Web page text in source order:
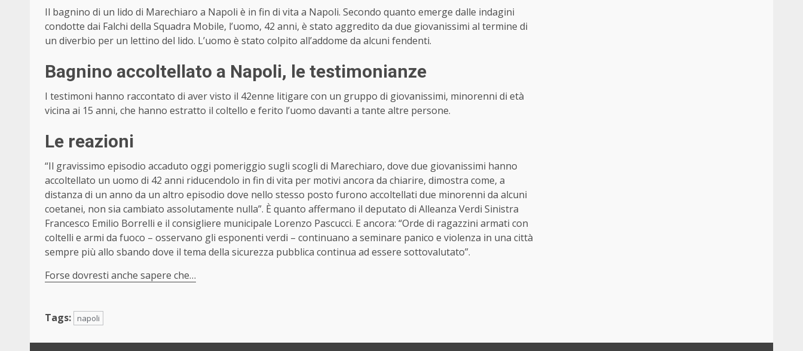
Il bagnino di un lido di Marechiaro a Napoli è in fin di vita a Napoli. Secondo quanto emerge dalle indagini
condotte dai Falchi della Squadra Mobile, l’uomo, 42 anni, è stato aggredito da due giovanissimi al termine di
un diverbio per un lettino del lido. L’uomo è stato colpito all’addome da alcuni fendenti.
Bagnino accoltellato a Napoli, le testimonianze
I testimoni hanno raccontato di aver visto il 42enne litigare con un gruppo di giovanissimi, minorenni di età
vicina ai 15 anni, che hanno estratto il coltello e ferito l’uomo davanti a tante altre persone.
Le reazioni
“Il gravissimo episodio accaduto oggi pomeriggio sugli scogli di Marechiaro, dove due giovanissimi hanno
accoltellato un uomo di 42 anni riducendolo in fin di vita per motivi ancora da chiarire, dimostra come, a
distanza di un anno da un altro episodio dove nello stesso posto furono accoltellati due minorenni da alcuni
coetanei, non sia cambiato assolutamente nulla”. È quanto affermano il deputato di Alleanza Verdi Sinistra
Francesco Emilio Borrelli e il consigliere municipale Lorenzo Pascucci. E ancora: “Orde di ragazzini armati con
coltelli e armi da fuoco – osservano gli esponenti verdi – continuano a seminare panico e violenza in una città
sempre più allo sbando dove il tema della sicurezza pubblica continua ad essere sottovalutato”.
Forse dovresti anche sapere che…
Tags: napoli